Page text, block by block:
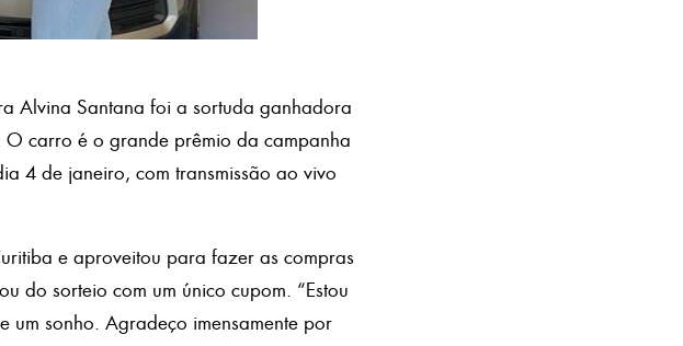
Alvina Santana foi a sortuda ganhadora
O carro é o grande prêmio da campanha
4 de janeiro, com transmissão ao vivo
e aproveitou para fazer as compras
do sorteio com um único cupom. “Estou
um sonho. Agradeço imensamente por